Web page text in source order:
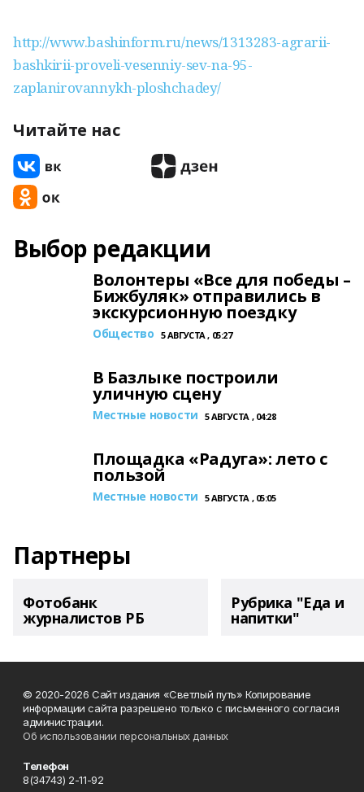
http://www.bashinform.ru/news/1313283-agrarii-
bashkirii-proveli-vesenniy-sev-na-95-
zaplanirovannykh-ploshchadey/
Читайте нас
Выбор редакции
Волонтеры «Все для победы –
Бижбуляк» отправились в
экскурсионную поездку
Общество 5 АВГУСТА , 05:27
В Базлыке построили
уличную сцену
Местные новости 5 АВГУСТА , 04:28
Площадка «Радуга»: лето с
пользой
Местные новости 5 АВГУСТА , 05:05
Партнеры
Фотобанк
журналистов РБ
Рубрика "Еда и
напитки"
© 2020-2026 Сайт издания «Светлый путь» Копирование
информации сайта разрешено только с письменного согласия
администрации.
Об использовании персональных данных
Телефон
8(34743) 2-11-92